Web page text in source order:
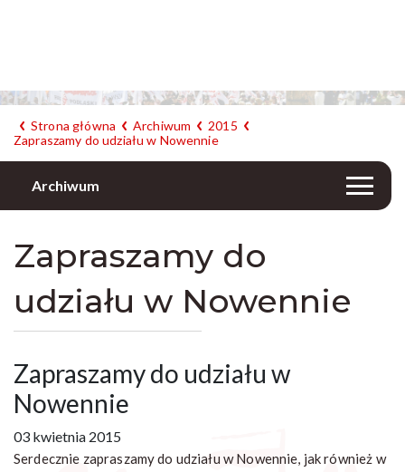
Strona główna Archiwum
2015
Zapraszamy do udziału w Nowennie
Archiwum
Zapraszamy do
udziału w Nowennie
Zapraszamy do udziału w
Nowennie
03 kwietnia 2015
Serdecznie zapraszamy do udziału w Nowennie, jak również w